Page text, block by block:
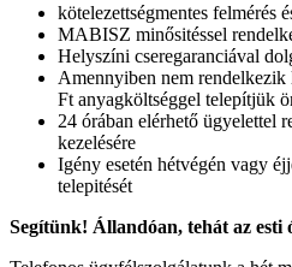
kötelezettségmentes felmérés
MABISZ minősitéssel
Helyszíni cseregaranciával
Amennyiben nem rendelkezik
Ft anyagköltséggel telepítjük
24 órában elérhető ügyelettel
kezelésére
Igény esetén hétvégén vagy
telepitését
Segítünk! Állandóan, tehát az esti